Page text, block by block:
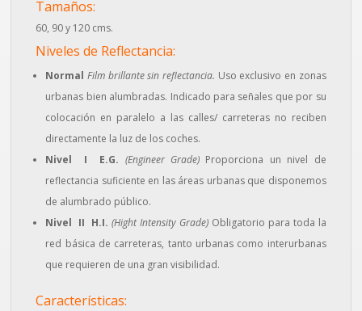
Tamaños:
60, 90 y 120 cms.
Niveles de Reflectancia:
Normal Film brillante sin reflectancia. Uso exclusivo en zonas
urbanas bien alumbradas. Indicado para señales que por su
colocación en paralelo a las calles/ carreteras no reciben
directamente la luz de los coches.
Nivel I E.G. (Engineer Grade)Proporciona un nivel de
reflectancia suficiente en las áreas urbanas que disponemos
de alumbrado público.
Nivel II H.I.(Hight Intensity Grade)Obligatorio para toda la
red básica de carreteras, tanto urbanas como interurbanas
que requieren de una gran visibilidad.
Características: